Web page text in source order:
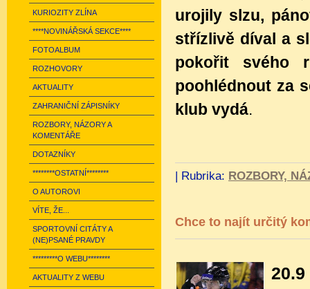
KURIOZITY ZLÍNA
****NOVINÁŘSKÁ SEKCE****
FOTOALBUM
ROZHOVORY
AKTUALITY
ZAHRANIČNÍ ZÁPISNÍKY
ROZBORY, NÁZORY A
KOMENTÁŘE
DOTAZNÍKY
********OSTATNÍ********
O AUTOROVI
VÍTE, ŽE...
SPORTOVNÍ CITÁTY A
(NE)PSANÉ PRAVDY
*********O WEBU********
AKTUALITY Z WEBU
urojily slzu,
střízlivě díval a
pokořit svého
poohlédnout za
klub vydá.
| Rubrika: ROZBORY,
Chce to najít určitý